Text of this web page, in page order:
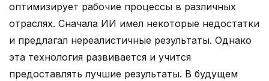
оптимизирует рабочие процессы в различных
отраслях. Сначала ИИ имел некоторые недостатки
и предлагал нереалистичные результаты. Однако
эта технология развивается и учится
предоставлять лучшие результаты. В будущем